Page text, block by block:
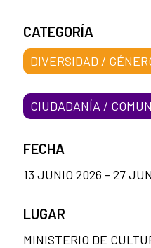
CATEGORÍA
DIVERSIDAD /
CIUDADANÍA /
FECHA
13 JUNIO 2026 - 27
LUGAR
MINISTERIO DE